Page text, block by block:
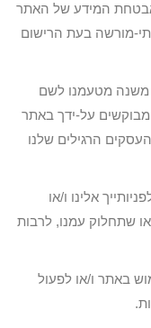
המידע של האתר
מורשה בעת הרישום
משנה מטעמנו לשם
על-ידך באתר
הרגילים שלנו
אלינו ו/או
שתחלוק עמנו, לרבות
באתר ו/או לפעול